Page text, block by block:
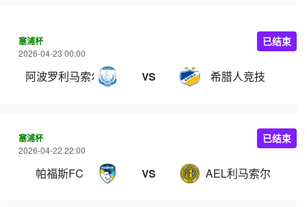
塞浦杯
2026-04-23 00:00
阿波罗利马索尔 VS 希腊人竞技
已结束
塞浦杯
2026-04-22 22:00
帕福斯FC VS AEL利马索尔
已结束